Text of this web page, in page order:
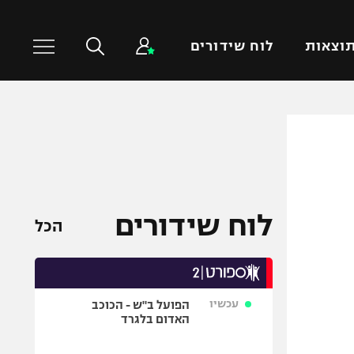
תוצאות לוח שידורים
שחייה
ג'ודו
אגרוף
ספורט אולימפי
לוח שידורים הכל
עכשיו
הפועל ב"ש - הכוכב
האדום בלגרד